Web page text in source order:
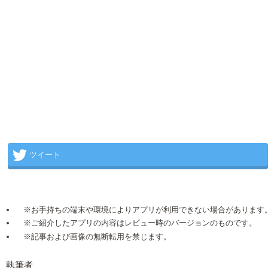
ツイート
※お手持ちの端末や環境によりアプリが利用できない場合があります。
※ご紹介したアプリの内容はレビュー時のバージョンのものです。
※記事および画像の無断転用を禁じます。
執筆者